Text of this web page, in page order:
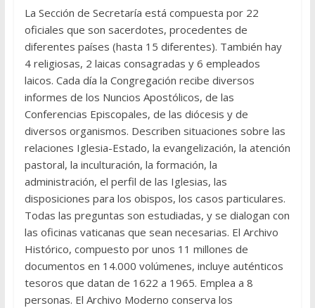
La Sección de Secretaría está compuesta por 22
oficiales que son sacerdotes, procedentes de
diferentes países (hasta 15 diferentes). También hay
4 religiosas, 2 laicas consagradas y 6 empleados
laicos. Cada día la Congregación recibe diversos
informes de los Nuncios Apostólicos, de las
Conferencias Episcopales, de las diócesis y de
diversos organismos. Describen situaciones sobre las
relaciones Iglesia-Estado, la evangelización, la atención
pastoral, la inculturación, la formación, la
administración, el perfil de las Iglesias, las
disposiciones para los obispos, los casos particulares.
Todas las preguntas son estudiadas, y se dialogan con
las oficinas vaticanas que sean necesarias. El Archivo
Histórico, compuesto por unos 11 millones de
documentos en 14.000 volúmenes, incluye auténticos
tesoros que datan de 1622 a 1965. Emplea a 8
personas. El Archivo Moderno conserva los